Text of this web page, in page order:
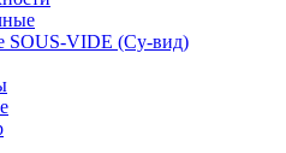
SOUS-VIDE (Су-вид)